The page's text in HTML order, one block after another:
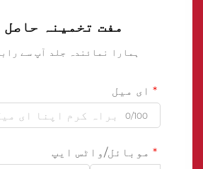
مفت تخمینہ حاصل
ہمارا نمائندہ جلد آپ سے
ای میل
0/100
موبائل/واٹس ایپ